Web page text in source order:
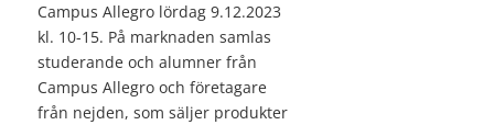
Campus Allegro lördag 9.12.2023
kl. 10-15. På marknaden samlas
studerande och alumner från
Campus Allegro och företagare
från nejden, som säljer produkter